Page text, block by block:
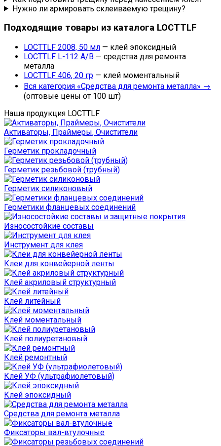
Нужно ли армировать склеиваемую трещину?
Подходящие товары из каталога LOCTTLF
LOCTTLF 2008, 50 мл — клей эпоксидный
LOCTTLF L-112 A/B — средства для ремонта
металла
LOCTTLF 406, 20 гр — клей моментальный
Вся категория «Средства для ремонта металла» →
(оптовые цены от 100 шт)
Наша продукция LOCTTLF
Активаторы, Праймеры, Очистители
Герметик прокладочный
Герметик резьбовой (трубный)
Герметик силиконовый
Герметики фланцевых соединений
Износостойкие составы
Инструмент для клея
Клеи для конвейерной ленты
Клей акриловый структурный
Клей литейный
Клей моментальный
Клей полиуретановый
Клей ремонтный
Клей УФ (ультрафиолетовый)
Клей эпоксидный
Средства для ремонта металла
Фиксаторы вал-втулочные